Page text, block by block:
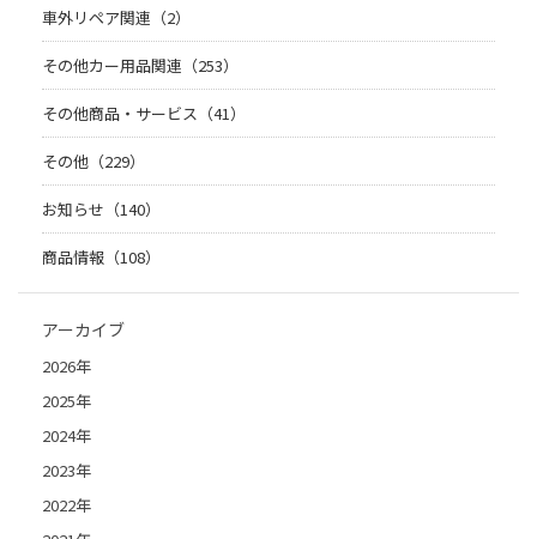
車外リペア関連（2）
その他カー用品関連（253）
その他商品・サービス（41）
その他（229）
お知らせ（140）
商品情報（108）
アーカイブ
2026年
2025年
2024年
2023年
2022年